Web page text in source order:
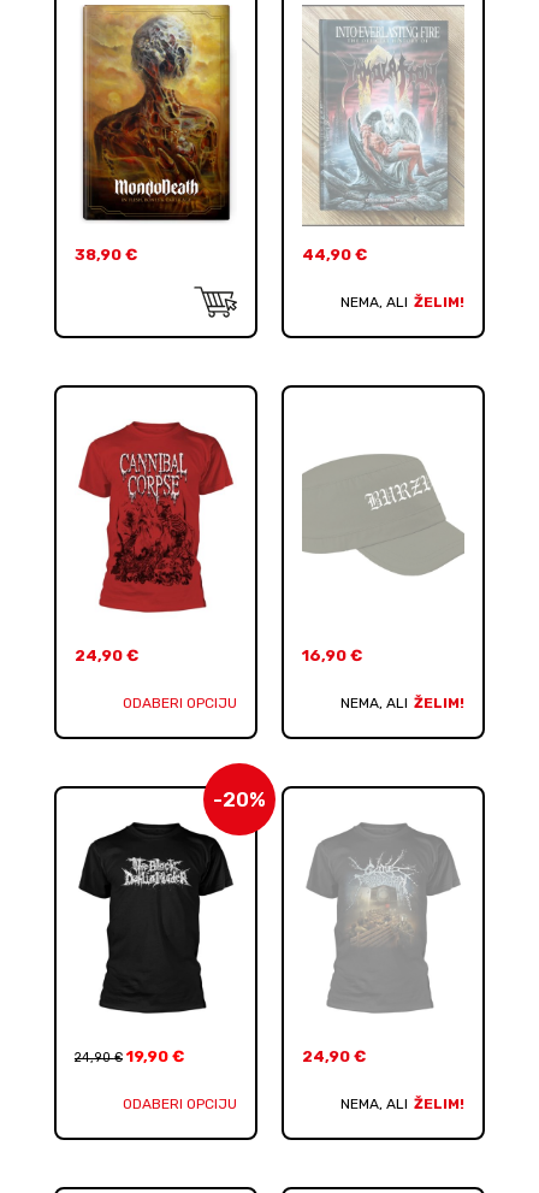
38,90 € 44,90 €
NEMA, ALI ŽELIM!
24,90 €
ODABERI OPCIJU
16,90 €
NEMA, ALI ŽELIM!
-20%
24,90€ 19,90 €
ODABERI OPCIJU
24,90 €
NEMA, ALI ŽELIM!